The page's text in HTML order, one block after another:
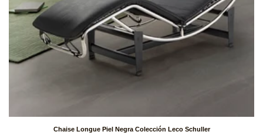
Chaise Longue Piel Negra Colección Leco Schuller